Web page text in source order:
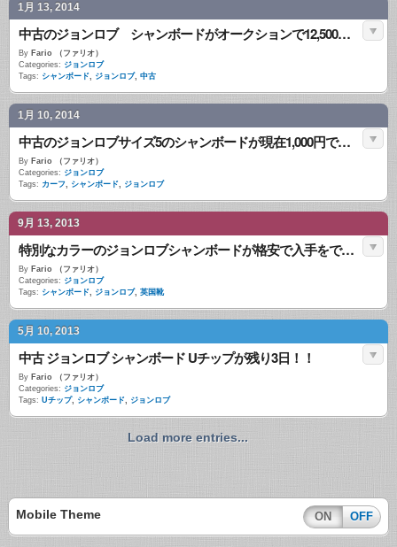
1月 13, 2014
中古のジョンロブ シャンボードがオークションで12,500円！！
By Fario （ファリオ）
Categories: ジョンロブ
Tags: シャンボード, ジョンロブ, 中古
1月 10, 2014
中古のジョンロブサイズ5のシャンボードが現在1,000円です！！
By Fario （ファリオ）
Categories: ジョンロブ
Tags: カーフ, シャンボード, ジョンロブ
9月 13, 2013
特別なカラーのジョンロブシャンボードが格安で入手をできます！！
By Fario （ファリオ）
Categories: ジョンロブ
Tags: シャンボード, ジョンロブ, 英国靴
5月 10, 2013
中古 ジョンロブ シャンボード Uチップが残り3日！！
By Fario （ファリオ）
Categories: ジョンロブ
Tags: Uチップ, シャンボード, ジョンロブ
Load more entries...
Mobile Theme ON OFF